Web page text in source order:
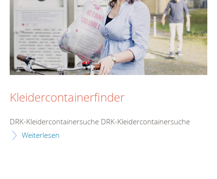
Kleidercontainerfinder
DRK-Kleidercontainersuche DRK-Kleidercontainersuche
Weiterlesen